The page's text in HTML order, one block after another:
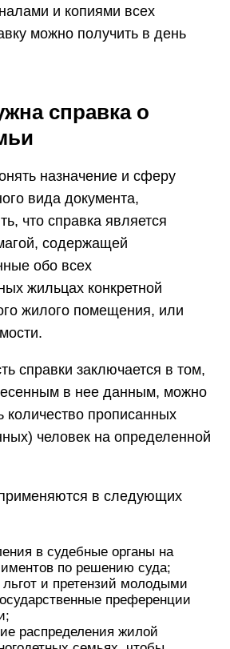
и копиями всех
можно получить в день
справка о
назначение и сферу
вида документа,
что справка является
содержащей
обо всех
жильцах конкретной
жилого помещения, или
справки заключается в том,
в нее данным, можно
количество прописанных
человек на определенной
в следующих
в судебные органы на
по решению суда;
и претензий молодыми
преференции
распределения жилой